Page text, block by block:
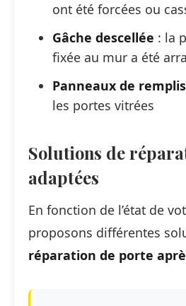
ont été forcées ou
Gâche descellée : la
fixée au mur a été
Panneaux de
les portes vitrées
Solutions de
adaptées
En fonction de l’état de
proposons différentes
réparation de porte